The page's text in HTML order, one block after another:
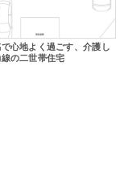
心地よく過ごす、介護し
の二世帯住宅